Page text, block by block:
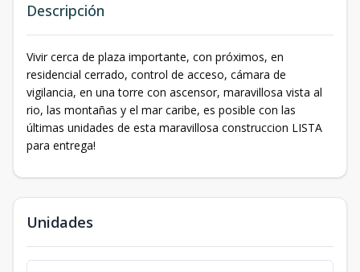
Descripción
Vivir cerca de plaza importante, con próximos, en
residencial cerrado, control de acceso, cámara de
vigilancia, en una torre con ascensor, maravillosa vista al
rio, las montañas y el mar caribe, es posible con las
últimas unidades de esta maravillosa construccion LISTA
para entrega!
Unidades